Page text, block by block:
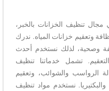
تنظيف الخزانات بالخبر،
وتعقيم خزانات المياه. ندرك
وصحية، لذلك نستخدم أحدث
تشمل خدماتنا تنظيف
الرواسب والشوائب، وتعقيم
نستخدم مواد تنظيف